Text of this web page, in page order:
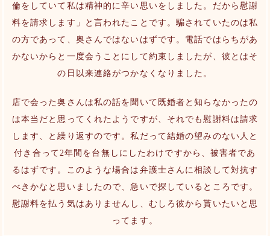
倫をしていて私は精神的に辛い思いをしました。だから慰謝
料を請求します」と言われたことです。騙されていたのは私
の方であって、奥さんではないはずです。電話ではらちがあ
かないからと一度会うことにして約束しましたが、彼とはそ
の日以来連絡がつかなくなりました。
店で会った奥さんは私の話を聞いて既婚者と知らなかったの
は本当だと思ってくれたようですが、それでも慰謝料は請求
します、と繰り返すのです。私だって結婚の望みのない人と
付き合って2年間を台無しにしたわけですから、被害者であ
るはずです。このような場合は弁護士さんに相談して対抗す
べきかなと思いましたので、急いで探しているところです。
慰謝料を払う気はありませんし、むしろ彼から貰いたいと思
ってます。